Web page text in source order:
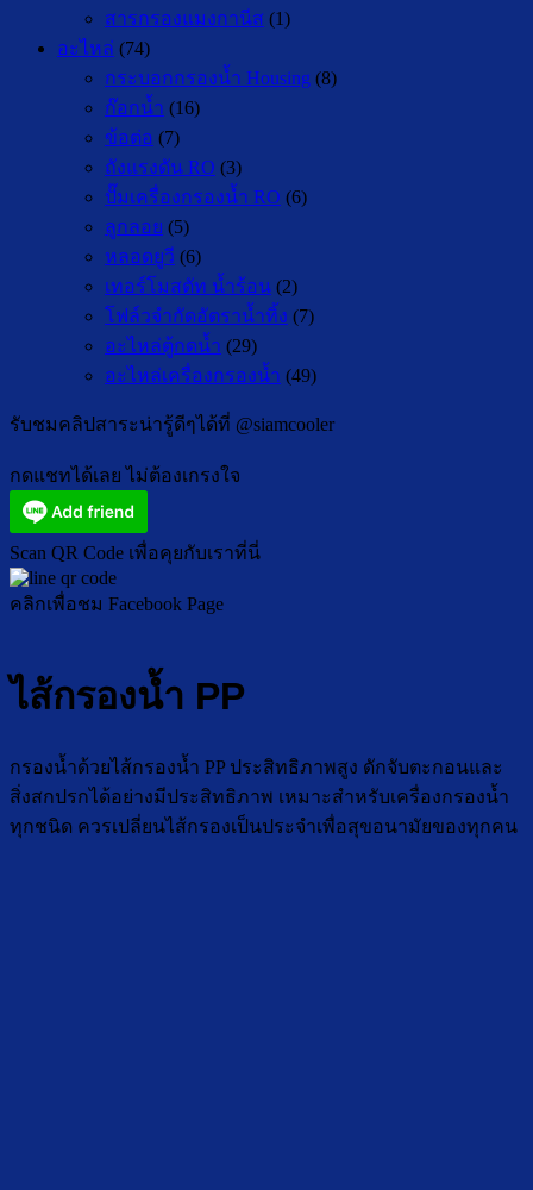
สารกรองแมงกานีส (1)
อะไหล่ (74)
กระบอกกรองน้ำ Housing (8)
ก๊อกน้ำ (16)
ข้อต่อ (7)
ถังแรงดัน RO (3)
ปั๊มเครื่องกรองน้ำ RO (6)
ลูกลอย (5)
หลอดยูวี (6)
เทอร์โมสตัท น้ำร้อน (2)
โฟล์วจำกัดอัตราน้ำทิ้ง (7)
อะไหล่ตู้กดน้ำ (29)
อะไหล่เครื่องกรองน้ำ (49)
รับชมคลิปสาระน่ารู้ดีๆได้ที่ @siamcooler
กดแชทได้เลย ไม่ต้องเกรงใจ
Scan QR Code เพื่อคุยกับเราที่นี่
คลิกเพื่อชม Facebook Page
ไส้กรองน้ำ PP
กรองน้ำด้วยไส้กรองน้ำ PP ประสิทธิภาพสูง ดักจับตะกอนและ
สิ่งสกปรกได้อย่างมีประสิทธิภาพ เหมาะสำหรับเครื่องกรองน้ำ
ทุกชนิด ควรเปลี่ยนไส้กรองเป็นประจำเพื่อสุขอนามัยของทุกคน